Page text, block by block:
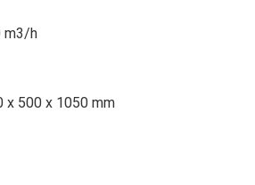
m3/h
x 500 x 1050 mm